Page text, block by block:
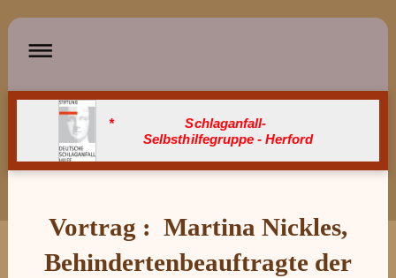
* Schlaganfall-
Selbsthilfegruppe - Herford
Vortrag : Martina Nickles,
Behindertenbeauftragte der